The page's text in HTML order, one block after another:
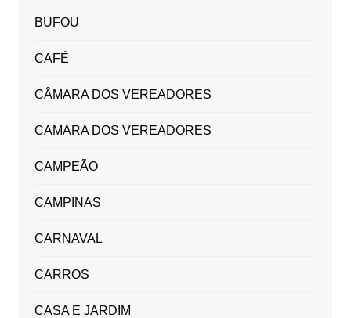
BUFOU
CAFÉ
CÂMARA DOS VEREADORES
CAMARA DOS VEREADORES
CAMPEÃO
CAMPINAS
CARNAVAL
CARROS
CASA E JARDIM